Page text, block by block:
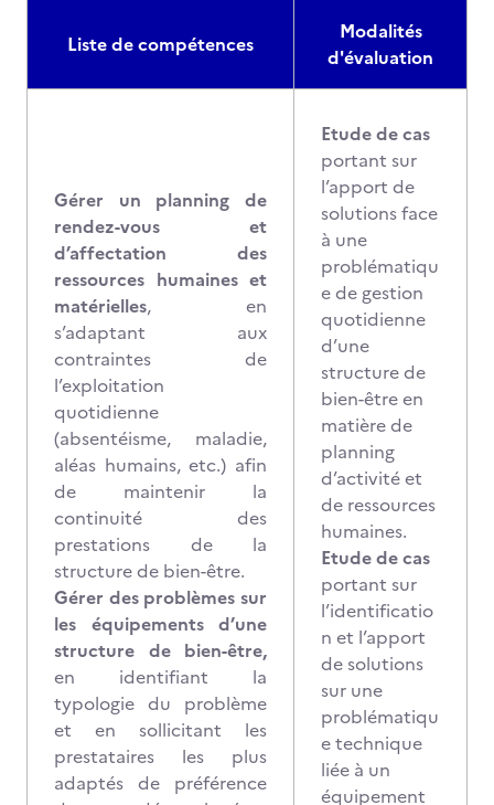
Liste de compétences
Modalités
d'évaluation
Gérer un planning de
rendez-vous et
d’affectation des
ressources humaines et
matérielles, en
s’adaptant aux
contraintes de
l’exploitation
quotidienne
(absentéisme, maladie,
aléas humains, etc.) afin
de maintenir la
continuité des
prestations de la
structure de bien-être.
Gérer des problèmes sur
les équipements d’une
structure de bien-être,
en identifiant la
typologie du problème
et en sollicitant les
prestataires les plus
adaptés de préférence
Etude de cas
portant sur
l’apport de
solutions face
à une
problématiqu
e de gestion
quotidienne
d’une
structure de
bien-être en
matière de
planning
d’activité et
de ressources
humaines.
Etude de cas
portant sur
l’identificatio
n et l’apport
de solutions
sur une
problématiqu
e technique
liée à un
équipement